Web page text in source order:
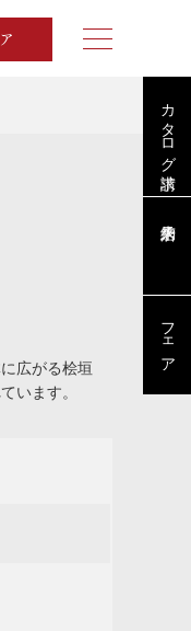
ブライダルフェア
カタログ請求
フェア
広がる桧垣
ています。